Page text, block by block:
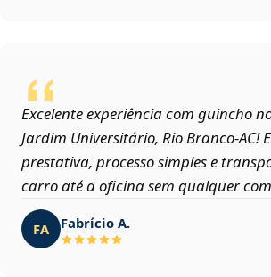
Excelente experiência com guincho
Jardim Universitário, Rio Branco‑AC!
prestativa, processo simples e
carro até a oficina sem qualquer
FA Fabrício A.